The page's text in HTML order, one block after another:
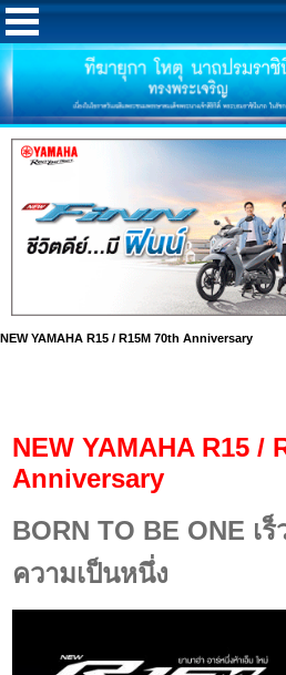
NEW YAMAHA R15 / R15M 70th Anniversary
NEW YAMAHA R15 /
Anniversary
BORN TO BE ONE เ
ความเป็นหนึ่ง